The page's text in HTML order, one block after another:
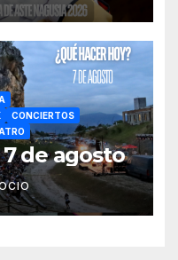
CONCIERTOS
de agosto